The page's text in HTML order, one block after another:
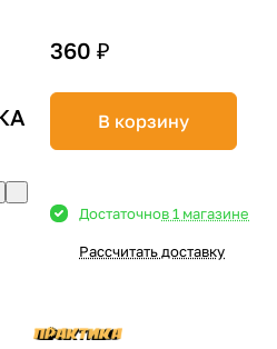
360 ₽
В корзину
Достаточнов 1 магазине
Рассчитать доставку
только
банка